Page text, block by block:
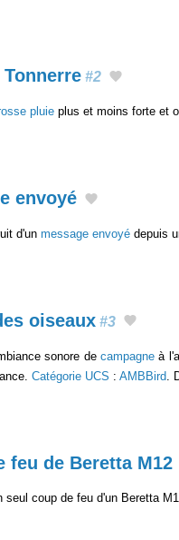
#2
pluie plus et moins forte et
envoyé
d'un message envoyé depuis
oiseaux #3
sonore decampagne à
Catégorie UCS : AMBBird .
feu de Beretta M12
seul coup de feu d'un Beretta